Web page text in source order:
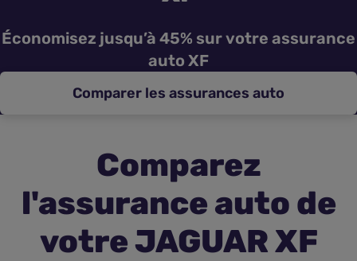
Économisez jusqu’à 45% sur votre assurance
auto XF
Comparer les assurances auto
Comparez
l'assurance auto de
votre JAGUAR XF